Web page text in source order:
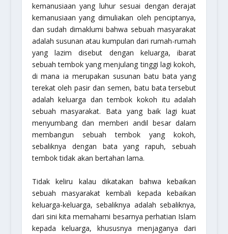
kemanusiaan yang luhur sesuai dengan derajat
kemanusiaan yang dimuliakan oleh penciptanya,
dan sudah dimaklumi bahwa sebuah masyarakat
adalah susunan atau kumpulan dari rumah-rumah
yang lazim disebut dengan keluarga, ibarat
sebuah tembok yang menjulang tinggi lagi kokoh,
di mana ia merupakan susunan batu bata yang
terekat oleh pasir dan semen, batu bata tersebut
adalah keluarga dan tembok kokoh itu adalah
sebuah masyarakat. Bata yang baik lagi kuat
menyumbang dan memberi andil besar dalam
membangun sebuah tembok yang kokoh,
sebaliknya dengan bata yang rapuh, sebuah
tembok tidak akan bertahan lama.
Tidak keliru kalau dikatakan bahwa kebaikan
sebuah masyarakat kembali kepada kebaikan
keluarga-keluarga, sebaliknya adalah sebaliknya,
dari sini kita memahami besarnya perhatian Islam
kepada keluarga, khususnya menjaganya dari